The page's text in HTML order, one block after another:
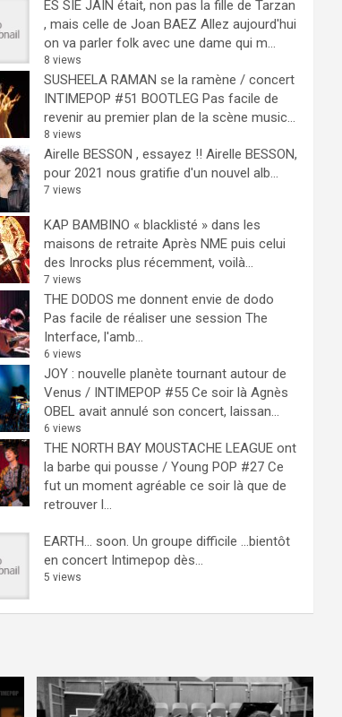
ES SIE JAIN était, non pas la fille de Tarzan
, mais celle de Joan BAEZ Allez aujourd'hui
on va parler folk avec une dame qui m...
8 views
SUSHEELA RAMAN se la ramène / concert
INTIMEPOP #51 BOOTLEG Pas facile de
revenir au premier plan de la scène music...
8 views
Airelle BESSON , essayez !! Airelle BESSON,
pour 2021 nous gratifie d'un nouvel alb...
7 views
KAP BAMBINO « blacklisté » dans les
maisons de retraite Après NME puis celui
des Inrocks plus récemment, voilà...
7 views
THE DODOS me donnent envie de dodo
Pas facile de réaliser une session The
Interface, l'amb...
6 views
JOY : nouvelle planète tournant autour de
Venus / INTIMEPOP #55 Ce soir là Agnès
OBEL avait annulé son concert, laissan...
6 views
THE NORTH BAY MOUSTACHE LEAGUE ont
la barbe qui pousse / Young POP #27 Ce
fut un moment agréable ce soir là que de
retrouver l...
EARTH… soon. Un groupe difficile ...bientôt
en concert Intimepop dès...
5 views